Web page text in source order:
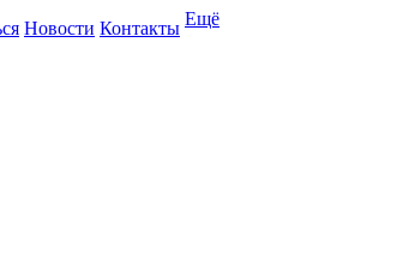
Новости Контакты Ещё